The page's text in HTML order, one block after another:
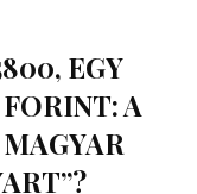
EGY
A